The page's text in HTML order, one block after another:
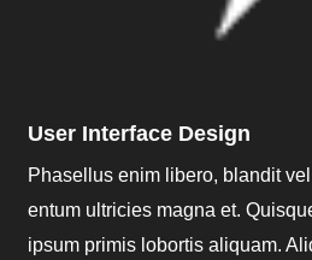
User Interface Design
Phasellus enim libero, blandit
entum ultricies magna et.
ipsum primis lobortis aliquam.